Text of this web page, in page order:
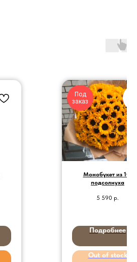
Под
заказ
Монобукет из 101
подсолнуха
5 590 р.
Подробнее
Out of stock